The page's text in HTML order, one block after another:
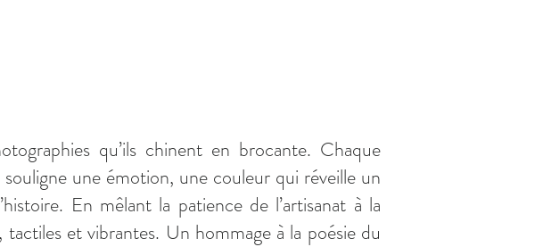
qu’ils chinent en brocante. Chaque
une émotion, une couleur qui réveille un
En mêlant la patience de l’artisanat à la
et vibrantes. Un hommage à la poésie du